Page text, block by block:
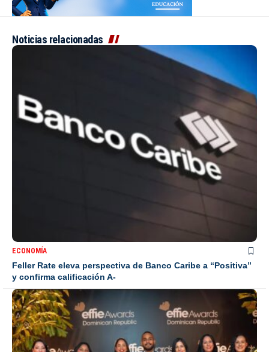
Noticias relacionadas
ECONOMÍA
Feller Rate eleva perspectiva de Banco Caribe a “Positiva”
y confirma calificación A-